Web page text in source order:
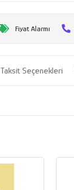
Fiyat Alarmı
Taksit Seçenekleri